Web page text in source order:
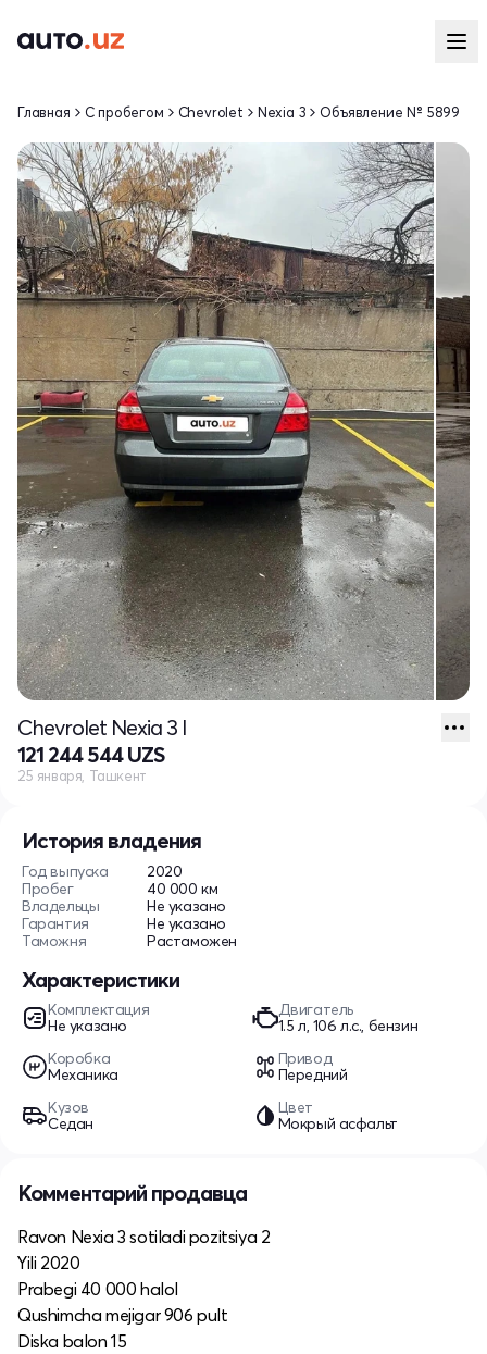
История владения
Год выпуска
2020
Пробег
40 000 км
Владельцы
Не указано
Гарантия
Не указано
Таможня
Растаможен
Характеристики
Комплектация
Не указано
Двигатель
1.5 л, 106 л.с., бензин
Коробка
Механика
Привод
Передний
Кузов
Седан
Цвет
Мокрый асфальт
Главная С пробегом Chevrolet Nexia 3 Объявление № 5899
Chevrolet Nexia 3 I
121 244 544 UZS
25 января, Ташкент
Комментарий продавца
Ravon Nexia 3 sotiladi pozitsiya 2
Yili 2020
Prabegi 40 000 halol
Qushimcha mejigar 906 pult
Diska balon 15